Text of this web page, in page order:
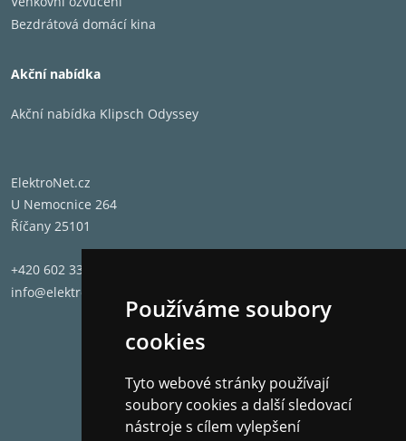
Používáme soubory
cookies
Tyto webové stránky používají
soubory cookies a další sledovací
nástroje s cílem vylepšení
Bezdrátová domácí kina
Akční nabídka
Akční nabídka Klipsch Odyssey
ElektroNet.cz
U Nemocnice 264
Říčany 25101
+420 602 331 662
info@elektronet.cz